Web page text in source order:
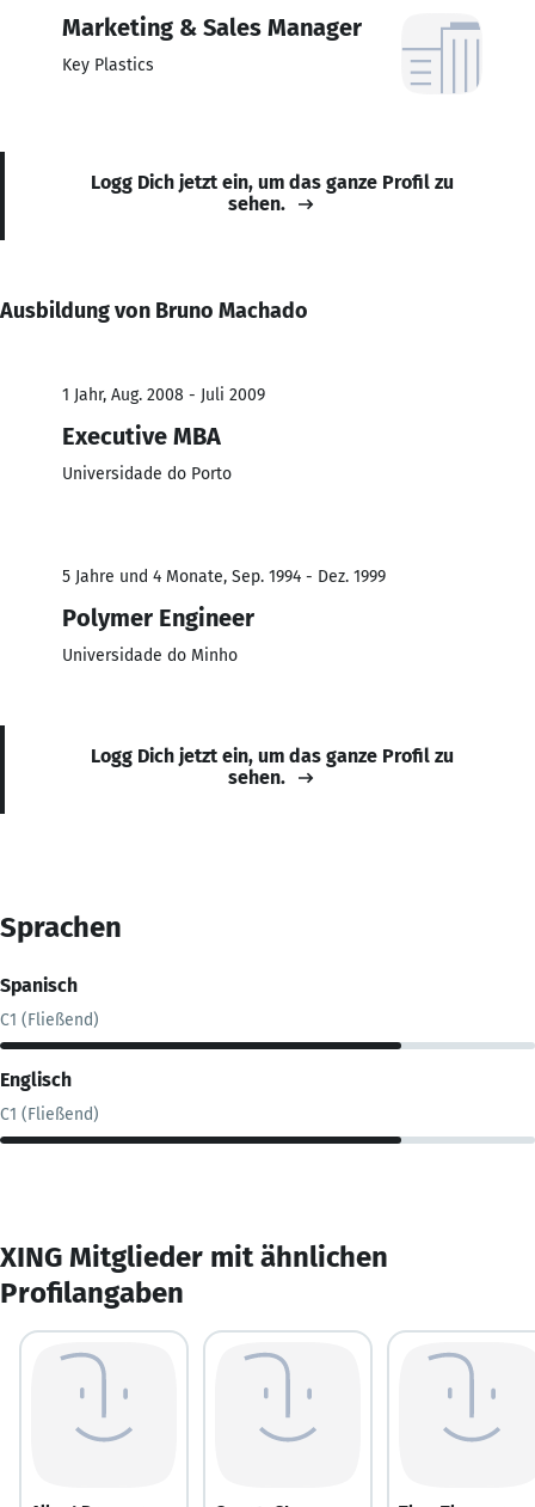
Marketing & Sales Manager
Key Plastics
Logg Dich jetzt ein, um das ganze Profil zu
sehen.
Ausbildung von Bruno Machado
1 Jahr, Aug. 2008 - Juli 2009
Executive MBA
Universidade do Porto
5 Jahre und 4 Monate, Sep. 1994 - Dez. 1999
Polymer Engineer
Universidade do Minho
Logg Dich jetzt ein, um das ganze Profil zu
sehen.
Sprachen
Spanisch
C1 (Fließend)
Englisch
C1 (Fließend)
XING Mitglieder mit ähnlichen
Profilangaben